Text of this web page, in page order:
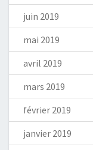
juin 2019
mai 2019
avril 2019
mars 2019
février 2019
janvier 2019